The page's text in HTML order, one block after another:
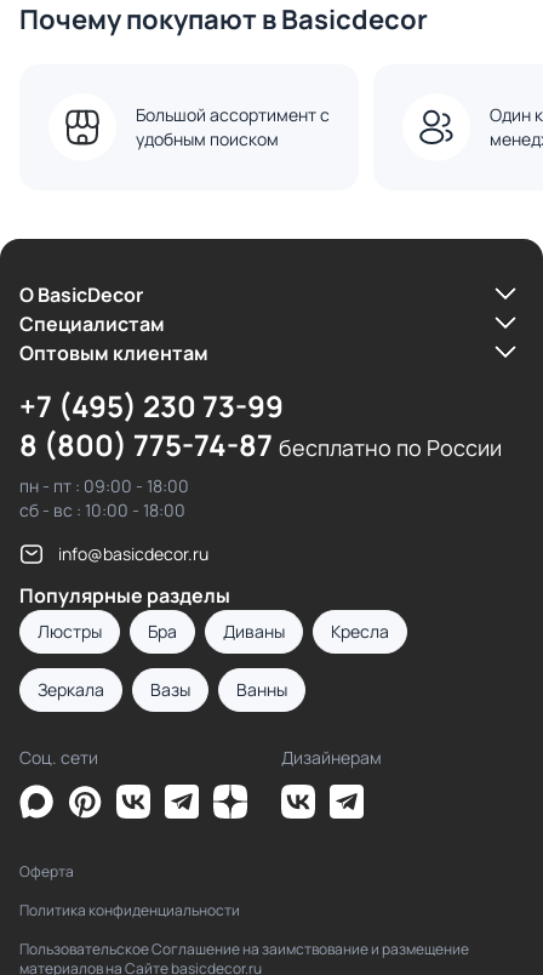
Почему покупают в Basicdecor
Большой ассортимент с
удобным поиском
Один
О BasicDecor
Cпециалистам
Оптовым клиентам
+7 (495) 230 73-99
8 (800) 775-74-87 бесплатно по России
пн - пт : 09:00 - 18:00
сб - вс : 10:00 - 18:00
info@basicdecor.ru
Популярные разделы
Люстры Бра Диваны Кресла
Зеркала Вазы Ванны
Соц. сети Дизайнерам
Оферта
Политика конфиденциальности
Пользовательское Соглашение на заимствование и размещение
материалов на Сайте basicdecor.ru